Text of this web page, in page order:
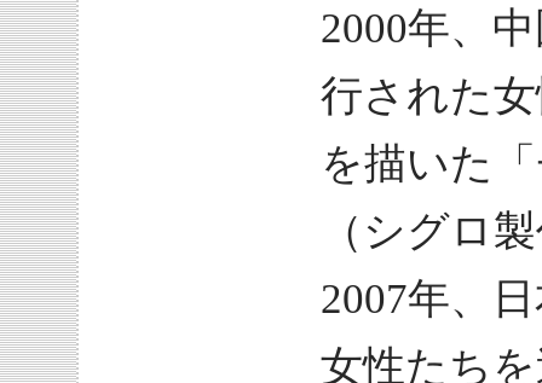
2000年、
行された
を描いた
（シグロ
2007年、
女性たち